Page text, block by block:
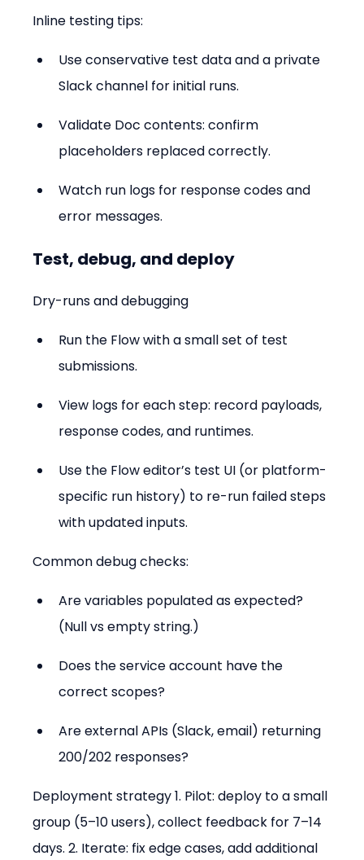
Inline testing tips:
Use conservative test data and a private
Slack channel for initial runs.
Validate Doc contents: confirm
placeholders replaced correctly.
Watch run logs for response codes and
error messages.
Test, debug, and deploy
Dry-runs and debugging
Run the Flow with a small set of test
submissions.
View logs for each step: record payloads,
response codes, and runtimes.
Use the Flow editor’s test UI (or platform-
specific run history) to re-run failed steps
with updated inputs.
Common debug checks:
Are variables populated as expected?
(Null vs empty string.)
Does the service account have the
correct scopes?
Are external APIs (Slack, email) returning
200/202 responses?
Deployment strategy 1. Pilot: deploy to a small
group (5–10 users), collect feedback for 7–14
days. 2. Iterate: fix edge cases, add additional